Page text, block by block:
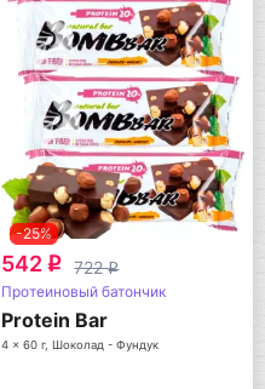
-25%
542 q 722q
Протеиновый батончик
Protein Bar
4 x 60 г, Шоколад - Фундук